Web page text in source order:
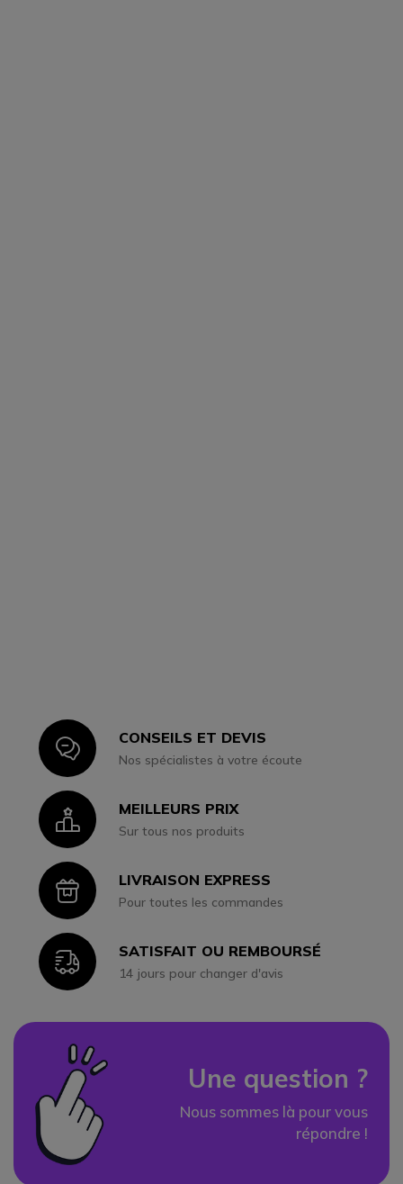
IconCONSEILS ET DEVIS
Nos spécialistes à votre écoute
IconMEILLEURS PRIX
Sur tous nos produits
IconLIVRAISON EXPRESS
Pour toutes les commandes
IconSATISFAIT OU REMBOURSÉ
14 jours pour changer d'avis
Une question ?
Nous sommes là pour vous
répondre !